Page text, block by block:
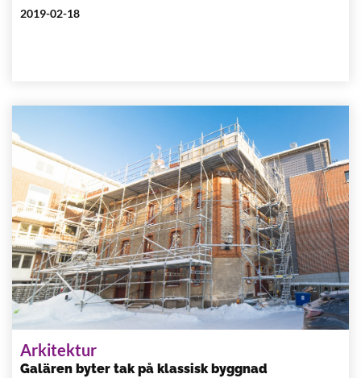
2019-02-18
Arkitektur
Galären byter tak på klassisk byggnad